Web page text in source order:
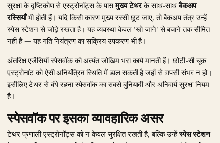
सुरक्षा के दृष्टिकोण से एस्ट्रोनॉट्स के पासमुख्य टेथरके साथ-साथबैकअप
रस्सियाँभी होती हैं। यदि किसी कारण मुख्य रस्सी छूट जाए, तो बैकअप तंत्र उन्हें
स्पेस स्टेशन से जोड़े रखता है। यह व्यवस्था केवल 'खो जाने' से बचाने तक सीमित
नहीं है — यह गति नियंत्रण का सक्रिय उपकरण भी है।
अंतरिक्ष एजेंसियाँ स्पेसवॉक को अत्यंत जोखिम भरा कार्य मानती हैं। छोटी-सी चूक
एस्ट्रोनॉट को ऐसी अनियंत्रित स्थिति में डाल सकती है जहाँ से वापसी संभव न हो।
इसीलिए टेथर से बंधे रहना स्पेसवॉक का सबसे बुनियादी और अनिवार्य सुरक्षा नियम
है।
स्पेसवॉक पर इसका व्यावहारिक असर
टेथर प्रणाली एस्ट्रोनॉट्स को न केवल सुरक्षित रखती है, बल्कि उन्हेंस्पेस स्टेशन